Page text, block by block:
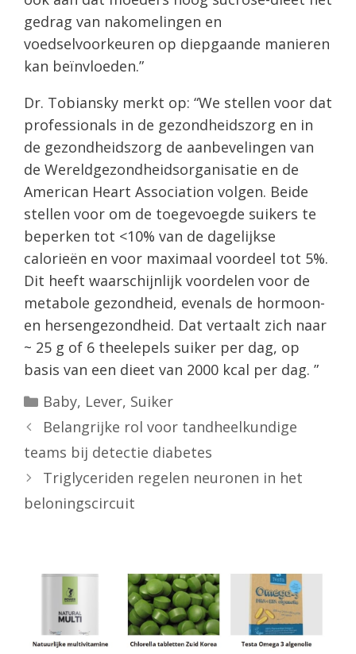
gedrag van nakomelingen en
voedselvoorkeuren op diepgaande manieren
kan beïnvloeden.”
Dr. Tobiansky merkt op: “We stellen voor dat
professionals in de gezondheidszorg en in
de gezondheidszorg de aanbevelingen van
de Wereldgezondheidsorganisatie en de
American Heart Association volgen. Beide
stellen voor om de toegevoegde suikers te
beperken tot <10% van de dagelijkse
calorieën en voor maximaal voordeel tot 5%.
Dit heeft waarschijnlijk voordelen voor de
metabole gezondheid, evenals de hormoon-
en hersengezondheid. Dat vertaalt zich naar
~ 25 g of 6 theelepels suiker per dag, op
basis van een dieet van 2000 kcal per dag. ”
Categorieën
Baby, Lever, Suiker
Belangrijke rol voor tandheelkundige
teams bij detectie diabetes
Triglyceriden regelen neuronen in het
beloningscircuit